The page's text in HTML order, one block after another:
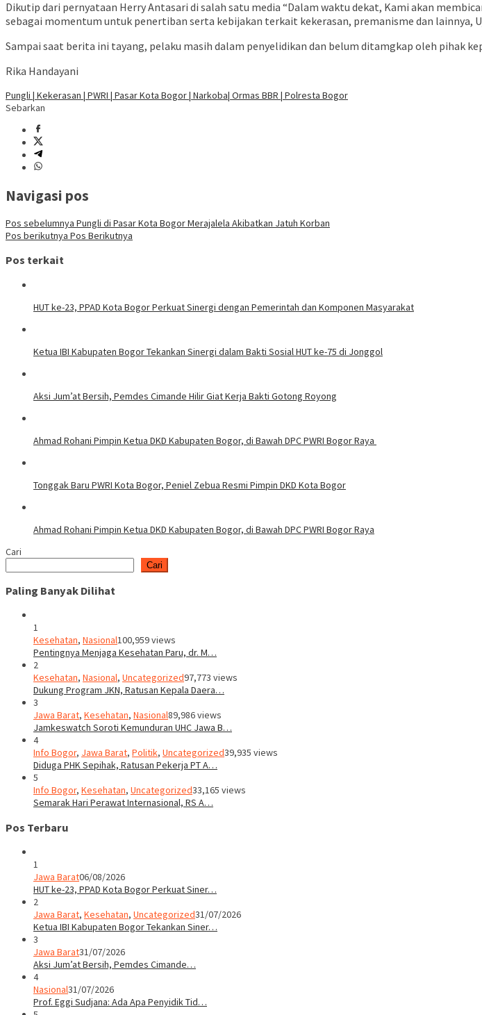
Dikutip dari pernyataan Herry Antasari di salah satu media “Dalam waktu dekat, Kami akan
sebagai momentum untuk penertiban serta kebijakan terkait kekerasan, premanisme dan lainnya,
Sampai saat berita ini tayang, pelaku masih dalam penyelidikan dan belum ditamgkap oleh pihak
Rika Handayani
Pungli | Kekerasan | PWRI | Pasar Kota Bogor | Narkoba| Ormas BBR | Polresta Bogor
Sebarkan
Navigasi pos
Pos sebelumnya Pungli di Pasar Kota Bogor Merajalela Akibatkan Jatuh Korban
Pos berikutnya Pos Berikutnya
Pos terkait
HUT ke-23, PPAD Kota Bogor Perkuat Sinergi dengan Pemerintah dan Komponen Masyarakat
Ketua IBI Kabupaten Bogor Tekankan Sinergi dalam Bakti Sosial HUT ke-75 di Jonggol
Aksi Jum’at Bersih, Pemdes Cimande Hilir Giat Kerja Bakti Gotong Royong
Ahmad Rohani Pimpin Ketua DKD Kabupaten Bogor, di Bawah DPC PWRI Bogor Raya
Tonggak Baru PWRI Kota Bogor, Peniel Zebua Resmi Pimpin DKD Kota Bogor
Ahmad Rohani Pimpin Ketua DKD Kabupaten Bogor, di Bawah DPC PWRI Bogor Raya
Cari
Cari
Paling Banyak Dilihat
1
Kesehatan, Nasional100,959 views
Pentingnya Menjaga Kesehatan Paru, dr. M…
2
Kesehatan, Nasional, Uncategorized97,773 views
Dukung Program JKN, Ratusan Kepala Daera…
3
Jawa Barat, Kesehatan, Nasional89,986 views
Jamkeswatch Soroti Kemunduran UHC Jawa B…
4
Info Bogor, Jawa Barat, Politik, Uncategorized39,935 views
Diduga PHK Sepihak, Ratusan Pekerja PT A…
5
Info Bogor, Kesehatan, Uncategorized33,165 views
Semarak Hari Perawat Internasional, RS A…
Pos Terbaru
1
Jawa Barat06/08/2026
HUT ke-23, PPAD Kota Bogor Perkuat Siner…
2
Jawa Barat, Kesehatan, Uncategorized31/07/2026
Ketua IBI Kabupaten Bogor Tekankan Siner…
3
Jawa Barat31/07/2026
Aksi Jum’at Bersih, Pemdes Cimande…
4
Nasional31/07/2026
Prof. Eggi Sudjana: Ada Apa Penyidik Tid…